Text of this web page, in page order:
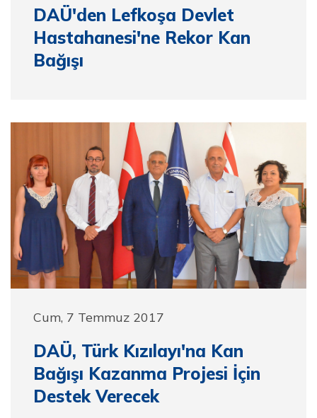
DAÜ'den Lefkoşa Devlet
Hastahanesi'ne Rekor Kan
Bağışı
Cum, 7 Temmuz 2017
DAÜ, Türk Kızılayı'na Kan
Bağışı Kazanma Projesi İçin
Destek Verecek